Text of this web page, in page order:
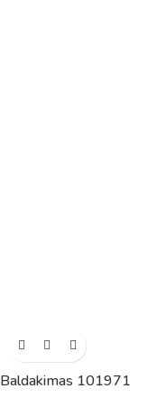
Baldakimas 101971